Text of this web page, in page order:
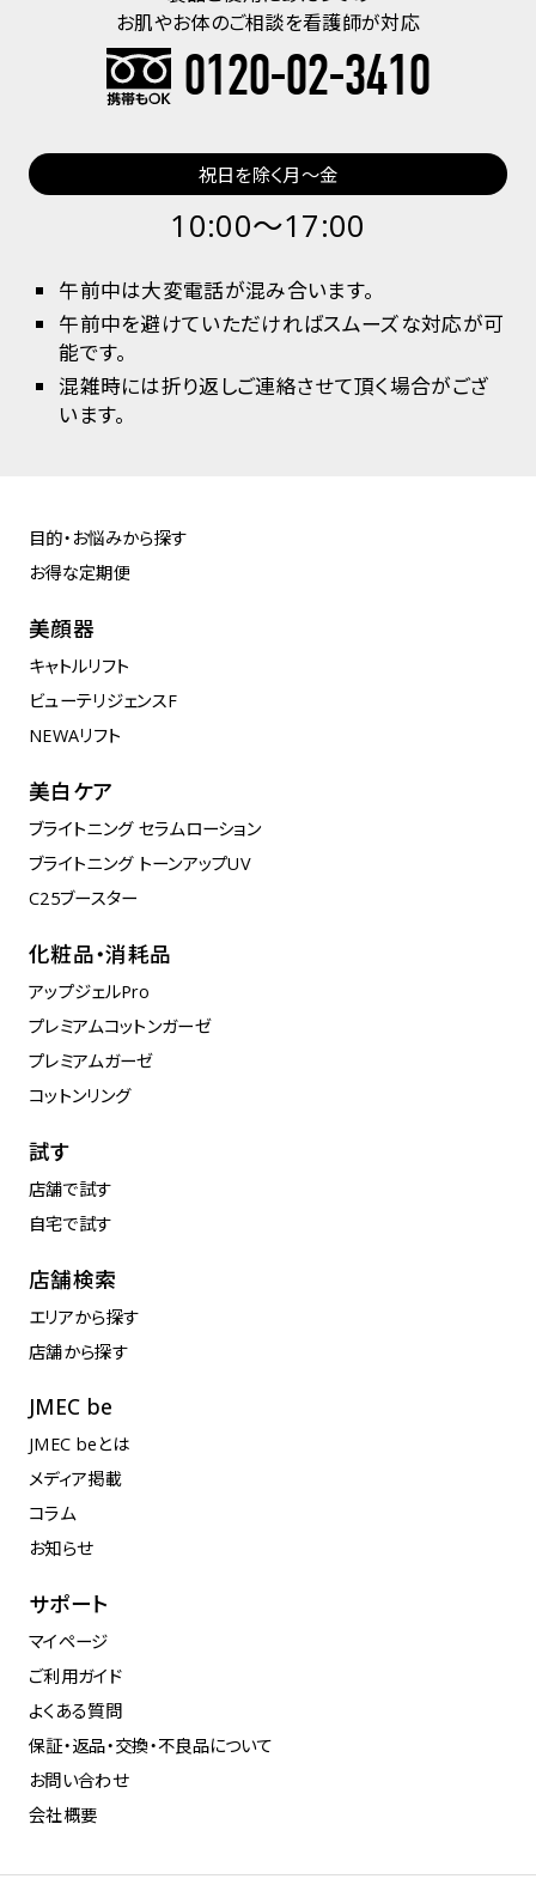
お肌やお体のご相談を看護師が対応
0120-02-3410
祝日を除く月～金
10:00〜17:00
午前中は大変電話が混み合います。
午前中を避けていただければスムーズな対応が可
能です。
混雑時には折り返しご連絡させて頂く場合がござ
います。
目的・お悩みから探す
お得な定期便
美顔器
キャトルリフト
ビューテリジェンスF
NEWAリフト
美白ケア
ブライトニング セラムローション
ブライトニング トーンアップUV
C25ブースター
化粧品・消耗品
アップジェルPro
プレミアムコットンガーゼ
プレミアムガーゼ
コットンリング
試す
店舗で試す
自宅で試す
店舗検索
エリアから探す
店舗から探す
JMEC be
JMEC beとは
メディア掲載
コラム
お知らせ
サポート
マイページ
ご利用ガイド
よくある質問
保証・返品・交換・不良品について
お問い合わせ
会社概要